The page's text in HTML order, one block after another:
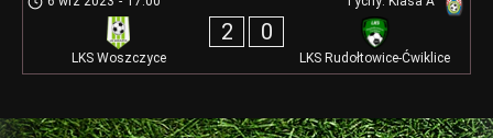
LKS Woszczyce
2 0
LKS Rudołtowice-Ćwiklice